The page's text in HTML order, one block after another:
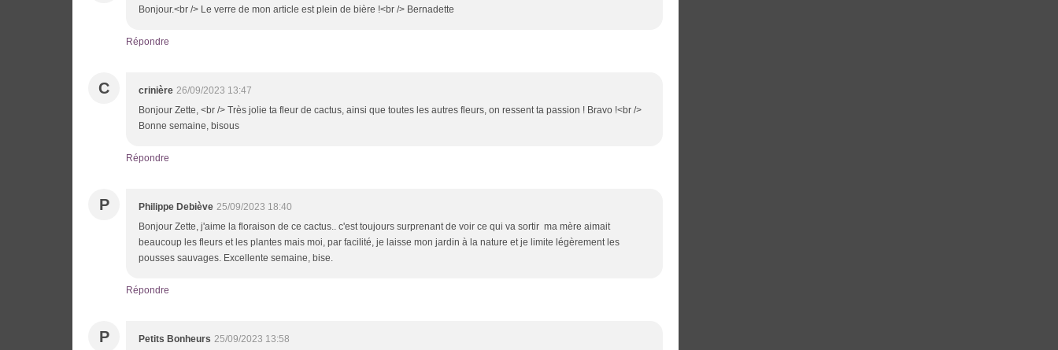
Bonjour.<br /> Le verre de mon article est plein de bière !<br /> Bernadette
Répondre
C crinière 26/09/2023 13:47
Bonjour Zette, <br /> Très jolie ta fleur de cactus, ainsi que toutes les autres fleurs, on ressent ta passion ! Bravo !<br />
Bonne semaine, bisous
Répondre
P Philippe Debiève 25/09/2023 18:40
Bonjour Zette, j'aime la floraison de ce cactus.. c'est toujours surprenant de voir ce qui va sortir ma mère aimait
beaucoup les fleurs et les plantes mais moi, par facilité, je laisse mon jardin à la nature et je limite légèrement les
pousses sauvages. Excellente semaine, bise.
Répondre
P Petits Bonheurs 25/09/2023 13:58